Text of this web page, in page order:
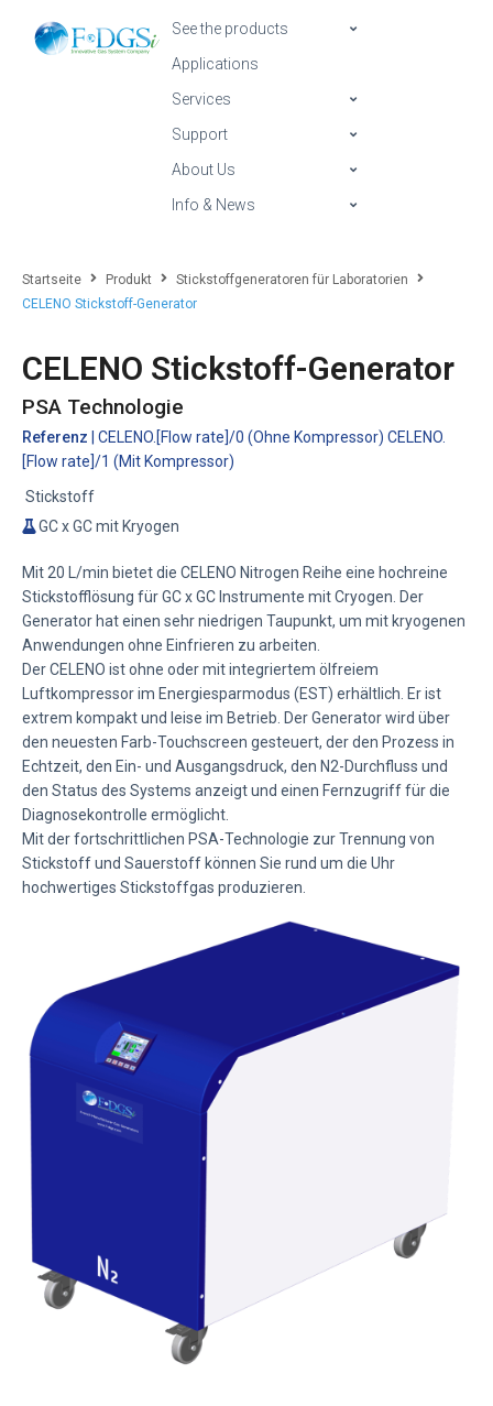
See the products
Applications
Services
Support
About Us
Info & News
Startseite Produkt
Stickstoffgeneratoren für Laboratorien
CELENO Stickstoff-Generator
CELENO Stickstoff-Generator
PSA Technologie
Referenz | CELENO.[Flow rate]/0 (Ohne Kompressor) CELENO.
[Flow rate]/1 (Mit Kompressor)
Stickstoff
GC x GC mit Kryogen
Mit 20 L/min bietet die CELENO Nitrogen Reihe eine hochreine
Stickstofflösung für GC x GC Instrumente mit Cryogen. Der
Generator hat einen sehr niedrigen Taupunkt, um mit kryogenen
Anwendungen ohne Einfrieren zu arbeiten.
Der CELENO ist ohne oder mit integriertem ölfreiem
Luftkompressor im Energiesparmodus (EST) erhältlich. Er ist
extrem kompakt und leise im Betrieb. Der Generator wird über
den neuesten Farb-Touchscreen gesteuert, der den Prozess in
Echtzeit, den Ein- und Ausgangsdruck, den N2-Durchfluss und
den Status des Systems anzeigt und einen Fernzugriff für die
Diagnosekontrolle ermöglicht.
Mit der fortschrittlichen PSA-Technologie zur Trennung von
Stickstoff und Sauerstoff können Sie rund um die Uhr
hochwertiges Stickstoffgas produzieren.